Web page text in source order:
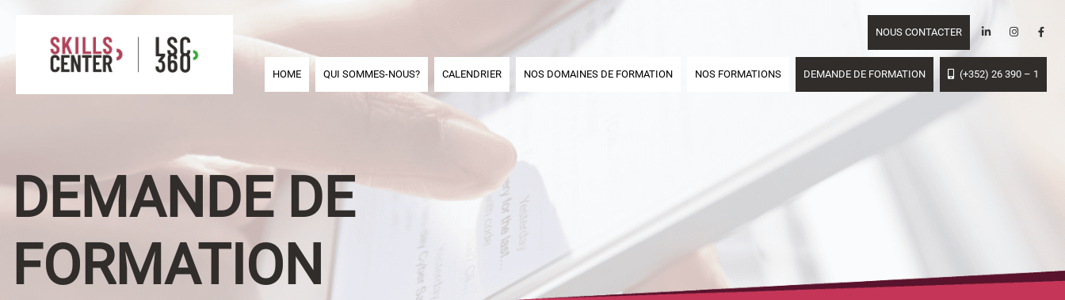
NOUS CONTACTER
HOME QUI SOMMES-NOUS? CALENDRIER NOS DOMAINES DE FORMATION NOS FORMATIONS DEMANDE DE FORMATION (+352) 26 390 – 1
DEMANDE DE
FORMATION